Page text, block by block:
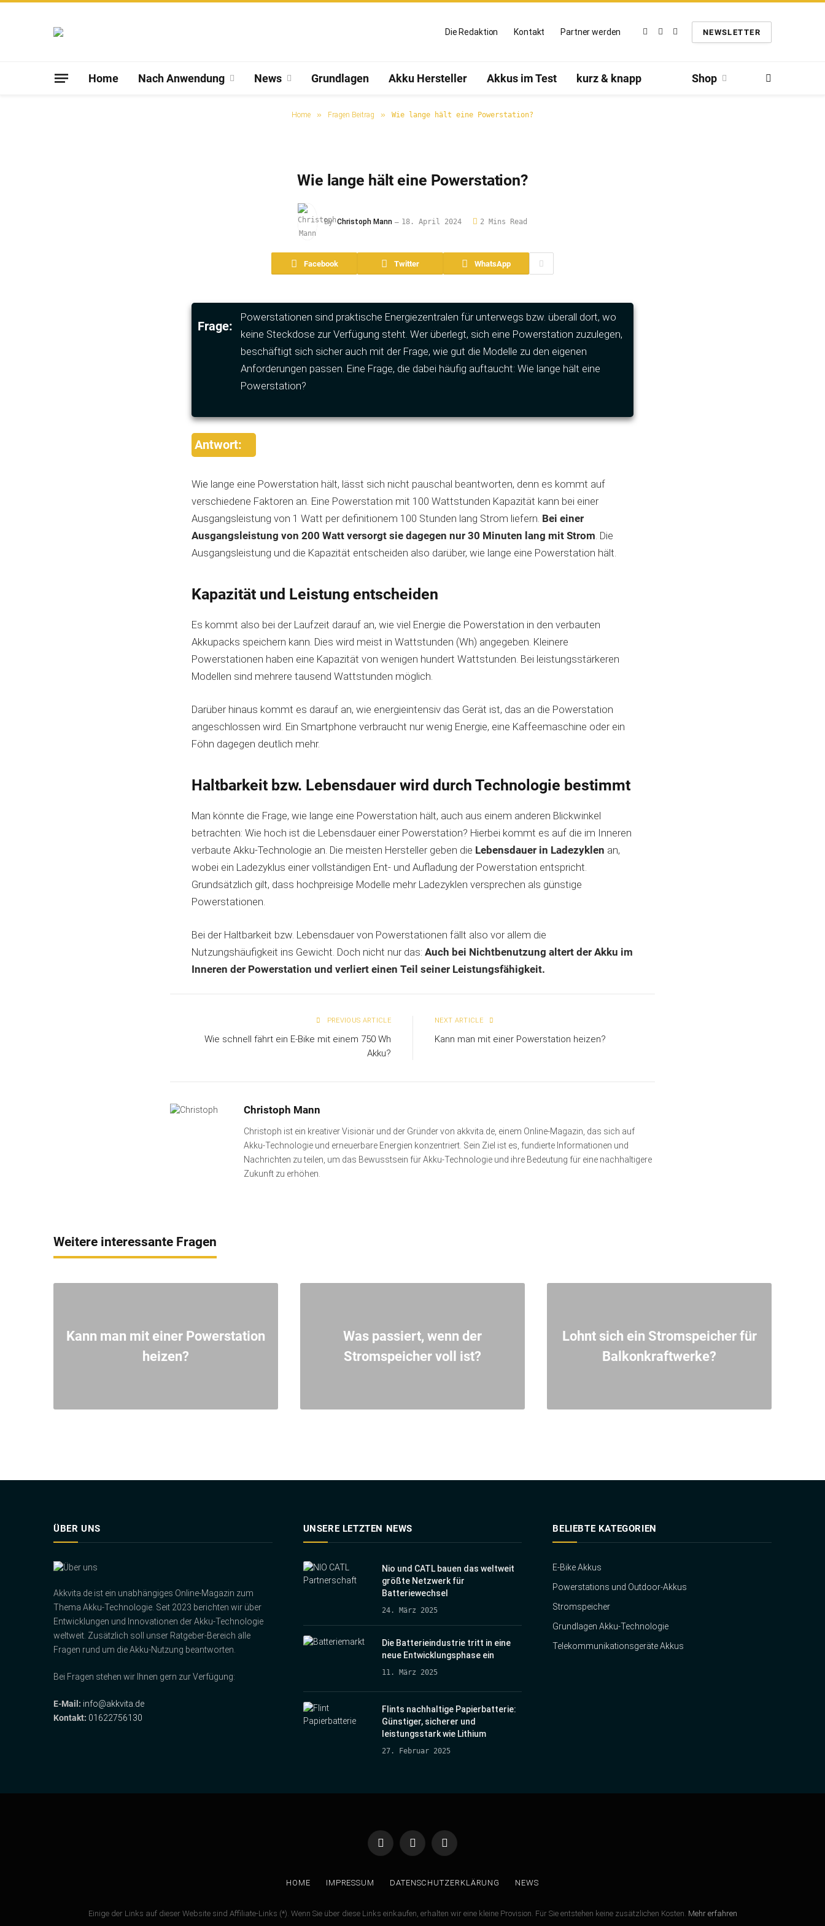
Die Redaktion Kontakt Partner werden
Facebook
TwitterInstagram
NEWSLETTER
Home Nach Anwendung News Grundlagen Akku Hersteller Akkus im Test kurz & knapp Shop
Home » Fragen Beitrag » Wie lange hält eine Powerstation?
Wie lange hält eine Powerstation?
By Christoph Mann 18. April 2024 2 Mins Read
Facebook Twitter WhatsApp
Frage:
Powerstationen sind praktische Energiezentralen für unterwegs bzw. überall dort, wo
keine Steckdose zur Verfügung steht. Wer überlegt, sich eine Powerstation zuzulegen,
beschäftigt sich sicher auch mit der Frage, wie gut die Modelle zu den eigenen
Anforderungen passen. Eine Frage, die dabei häufig auftaucht: Wie lange hält eine
Powerstation?
Antwort:
Wie lange eine Powerstation hält, lässt sich nicht pauschal beantworten, denn es kommt auf
verschiedene Faktoren an. Eine Powerstation mit 100 Wattstunden Kapazität kann bei einer
Ausgangsleistung von 1 Watt per definitionem 100 Stunden lang Strom liefern. Bei einer
Ausgangsleistung von 200 Watt versorgt sie dagegen nur 30 Minuten lang mit Strom. Die
Ausgangsleistung und die Kapazität entscheiden also darüber, wie lange eine Powerstation hält.
Kapazität und Leistung entscheiden
Es kommt also bei der Laufzeit darauf an, wie viel Energie die Powerstation in den verbauten
Akkupacks speichern kann. Dies wird meist in Wattstunden (Wh) angegeben. Kleinere
Powerstationen haben eine Kapazität von wenigen hundert Wattstunden. Bei leistungsstärkeren
Modellen sind mehrere tausend Wattstunden möglich.
Darüber hinaus kommt es darauf an, wie energieintensiv das Gerät ist, das an die Powerstation
angeschlossen wird. Ein Smartphone verbraucht nur wenig Energie, eine Kaffeemaschine oder ein
Föhn dagegen deutlich mehr.
Haltbarkeit bzw. Lebensdauer wird durch Technologie bestimmt
Man könnte die Frage, wie lange eine Powerstation hält, auch aus einem anderen Blickwinkel
betrachten: Wie hoch ist die Lebensdauer einer Powerstation? Hierbei kommt es auf die im Inneren
verbaute Akku-Technologie an. Die meisten Hersteller geben die Lebensdauer in Ladezyklen an,
wobei ein Ladezyklus einer vollständigen Ent- und Aufladung der Powerstation entspricht.
Grundsätzlich gilt, dass hochpreisige Modelle mehr Ladezyklen versprechen als günstige
Powerstationen.
Bei der Haltbarkeit bzw. Lebensdauer von Powerstationen fällt also vor allem die
Nutzungshäufigkeit ins Gewicht. Doch nicht nur das: Auch bei Nichtbenutzung altert der Akku im
Inneren der Powerstation und verliert einen Teil seiner Leistungsfähigkeit.
PREVIOUS ARTICLE
Wie schnell fährt ein E-Bike mit einem 750 Wh
Akku?
NEXT ARTICLE
Kann man mit einer Powerstation heizen?
Christoph Mann
Christoph ist ein kreativer Visionär und der Gründer von akkvita.de, einem Online-Magazin, das sich auf
Akku-Technologie und erneuerbare Energien konzentriert. Sein Ziel ist es, fundierte Informationen und
Nachrichten zu teilen, um das Bewusstsein für Akku-Technologie und ihre Bedeutung für eine nachhaltigere
Zukunft zu erhöhen.
Weitere interessante Fragen
Kann man mit einer Powerstation
heizen?
Was passiert, wenn der
Stromspeicher voll ist?
Lohnt sich ein Stromspeicher für
Balkonkraftwerke?
ÜBER UNS
Akkvita.de ist ein unabhängiges Online-Magazin zum
Thema Akku-Technologie. Seit 2023 berichten wir über
Entwicklungen und Innovationen der Akku-Technologie
weltweit. Zusätzlich soll unser Ratgeber-Bereich alle
Fragen rund um die Akku-Nutzung beantworten.
Bei Fragen stehen wir Ihnen gern zur Verfügung:
E-Mail: info@akkvita.de
Kontakt: 01622756130
UNSERE LETZTEN NEWS
Nio und CATL bauen das weltweit
größte Netzwerk für
Batteriewechsel
24. März 2025
Die Batterieindustrie tritt in eine
neue Entwicklungsphase ein
11. März 2025
Flints nachhaltige Papierbatterie:
Günstiger, sicherer und
leistungsstark wie Lithium
27. Februar 2025
BELIEBTE KATEGORIEN
E-Bike Akkus
Powerstations und Outdoor-Akkus
Stromspeicher
Grundlagen Akku-Technologie
Telekommunikationsgeräte Akkus
FacebookTwitter Instagram
HOME IMPRESSUM DATENSCHUTZERKLÄRUNG NEWS
Einige der Links auf dieser Website sind Affiliate-Links (*). Wenn Sie über diese Links einkaufen, erhalten wir eine kleine Provision. Für Sie entstehen keine zusätzlichen Kosten. Mehr erfahren